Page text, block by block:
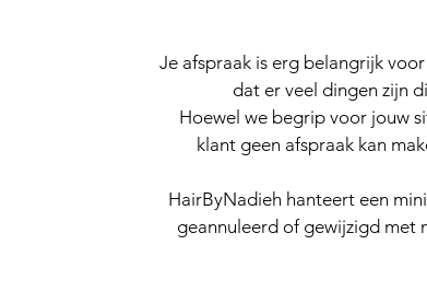
Je afspraak is erg belangrijk
dat er veel dingen zijn
Hoewel we begrip voor jouw
klant geen afspraak kan
HairByNadieh hanteert een
geannuleerd of gewijzigd met